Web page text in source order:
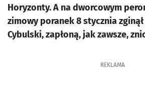
Horyzonty. A na dworcowym
zimowy poranek 8 stycznia
Cybulski, zapłoną, jak zawsze,
REKLAMA